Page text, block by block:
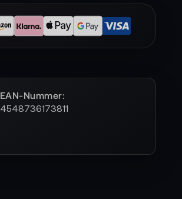
EAN-Nummer
4548736173811